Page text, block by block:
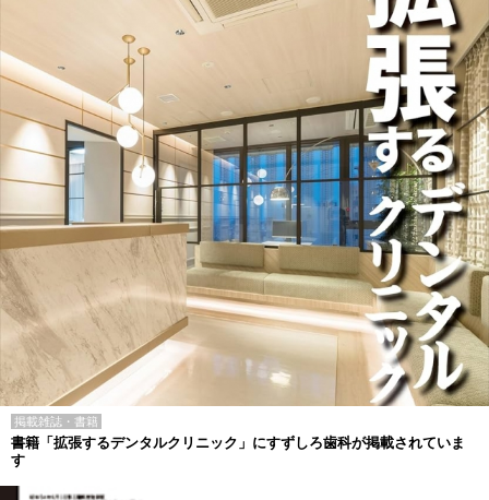
掲載雑誌・書籍
書籍「拡張するデンタルクリニック」にすずしろ歯科が掲載されていま
す